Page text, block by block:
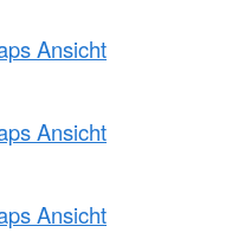
Ansicht
Ansicht
Ansicht